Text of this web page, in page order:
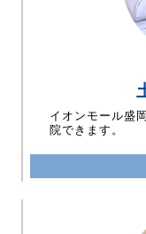
イオンモール盛
院できます。